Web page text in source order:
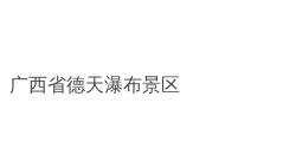
广西省德天瀑布景区